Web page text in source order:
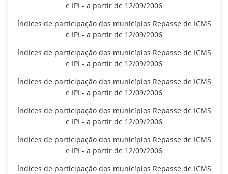
e IPI - a partir de 12/09/2006
Índices de participação dos municípios Repasse de ICMS
e IPI - a partir de 12/09/2006
Índices de participação dos municípios Repasse de ICMS
e IPI - a partir de 12/09/2006
Índices de participação dos municípios Repasse de ICMS
e IPI - a partir de 12/09/2006
Índices de participação dos municípios Repasse de ICMS
e IPI - a partir de 12/09/2006
Índices de participação dos municípios Repasse de ICMS
e IPI - a partir de 12/09/2006
Índices de participação dos municípios Repasse de ICMS